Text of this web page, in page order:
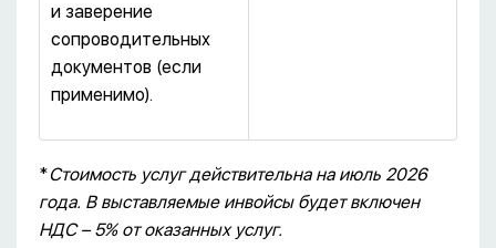
и заверение
сопроводительных
документов (если
применимо).
*Стоимость услуг действительна на июль 2026
года. В выставляемые инвойсы будет включен
НДС – 5% от оказанных услуг.